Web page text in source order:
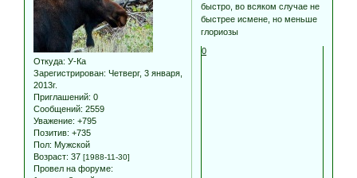
Откуда: У-Ка
Зарегистрирован: Четверг, 3 января,
2013г.
Приглашений: 0
Сообщений: 2559
Уважение: +795
Позитив: +735
Пол: Мужской
Возраст: 37 [1988-11-30]
Провел на форуме:
быстро, во всяком случае не
быстрее исмене, но меньше
глориозы
0